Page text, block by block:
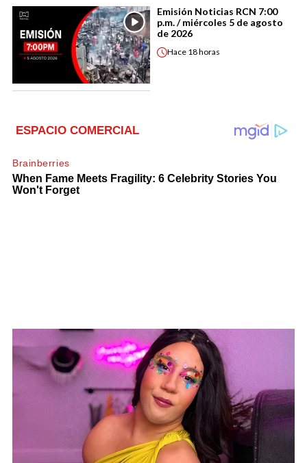
Emisión Noticias RCN 7:00
p.m. / miércoles 5 de agosto
de 2026
Hace 18 horas